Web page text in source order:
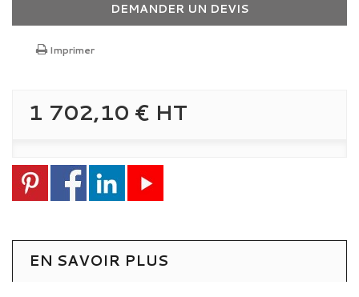
DEMANDER UN DEVIS
Imprimer
1 702,10 € HT
EN SAVOIR PLUS